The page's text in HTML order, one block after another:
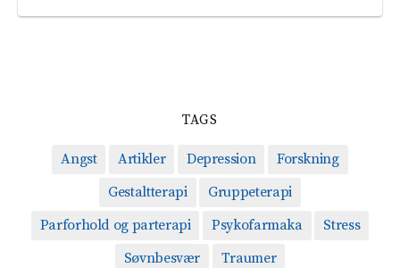
TAGS
Angst Artikler Depression
Forskning
Gestaltterapi
Gruppeterapi
Parforhold og parterapi
Psykofarmaka
Stress
Søvnbesvær
Traumer